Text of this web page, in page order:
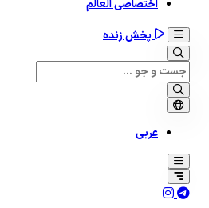
اختصاصی العالم
پخش زنده
عربی